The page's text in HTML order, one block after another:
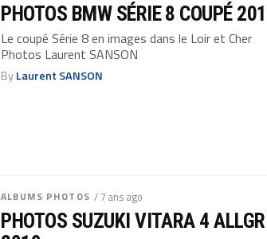
PHOTOS BMW SÉRIE 8 COUPÉ
Le coupé Série 8 en images dans le Loir et Cher
Photos Laurent SANSON
ByLaurent SANSON
ALBUMS PHOTOS / 7 ans ago
PHOTOS SUZUKI VITARA 4